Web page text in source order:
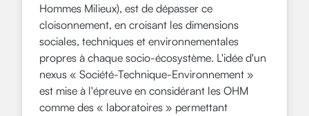
Hommes Milieux), est de dépasser ce
cloisonnement, en croisant les dimensions
sociales, techniques et environnementales
propres à chaque socio-écosystème. L'idée d'un
nexus « Société-Technique-Environnement »
est mise à l'épreuve en considérant les OHM
comme des « laboratoires » permettant